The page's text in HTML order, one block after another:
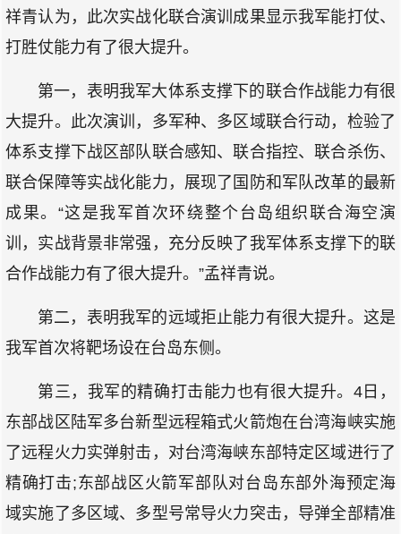
祥青认为，此次实战化联合演训成果显示我军能打仗、
打胜仗能力有了很大提升。
第一，表明我军大体系支撑下的联合作战能力有很
大提升。此次演训，多军种、多区域联合行动，检验了
体系支撑下战区部队联合感知、联合指控、联合杀伤、
联合保障等实战化能力，展现了国防和军队改革的最新
成果。“这是我军首次环绕整个台岛组织联合海空演
训，实战背景非常强，充分反映了我军体系支撑下的联
合作战能力有了很大提升。”孟祥青说。
第二，表明我军的远域拒止能力有很大提升。这是
我军首次将靶场设在台岛东侧。
第三，我军的精确打击能力也有很大提升。4日，
东部战区陆军多台新型远程箱式火箭炮在台湾海峡实施
了远程火力实弹射击，对台湾海峡东部特定区域进行了
精确打击;东部战区火箭军部队对台岛东部外海预定海
域实施了多区域、多型号常导火力突击，导弹全部精准